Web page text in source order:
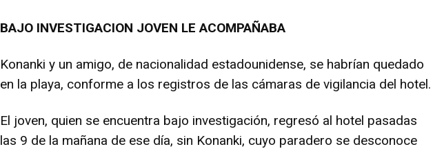
BAJO INVESTIGACION JOVEN LE ACOMPAÑABA
Konanki y un amigo, de nacionalidad estadounidense, se habrían quedado
en la playa, conforme a los registros de las cámaras de vigilancia del hotel.
El joven, quien se encuentra bajo investigación, regresó al hotel pasadas
las 9 de la mañana de ese día, sin Konanki, cuyo paradero se desconoce